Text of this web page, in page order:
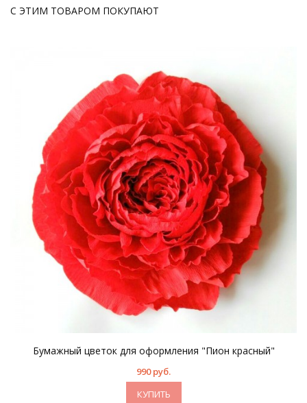
С ЭТИМ ТОВАРОМ ПОКУПАЮТ
Бумажный цветок для оформления "Пион красный"
990 руб.
КУПИТЬ